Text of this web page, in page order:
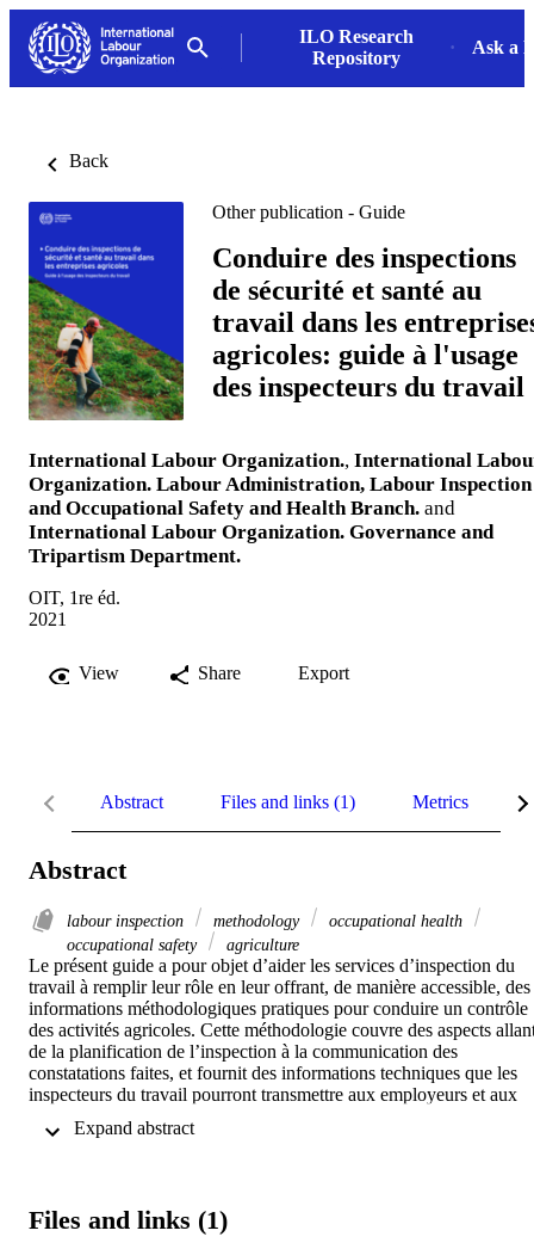
ILO Research
Repository
Ask a
Back
Other publication - Guide
Conduire des inspections
de sécurité et santé au
travail dans les
agricoles: guide à l'usage
des inspecteurs du travail
International Labour Organization., International
Organization. Labour Administration, Labour Inspection
and Occupational Safety and Health Branch. and
International Labour Organization. Governance and
Tripartism Department.
OIT, 1re éd.
2021
View Share Export
Abstract Files and links (1) Metrics
Abstract
labour inspection methodology
occupational health
occupational safety
agriculture
Le présent guide a pour objet d’aider les services d’inspection du
travail à remplir leur rôle en leur offrant, de manière accessible, des
informations méthodologiques pratiques pour conduire un contrôle
des activités agricoles. Cette méthodologie couvre des aspects
de la planification de l’inspection à la communication des
constatations faites, et fournit des informations techniques que les
inspecteurs du travail pourront transmettre aux employeurs et aux
Files and links (1)